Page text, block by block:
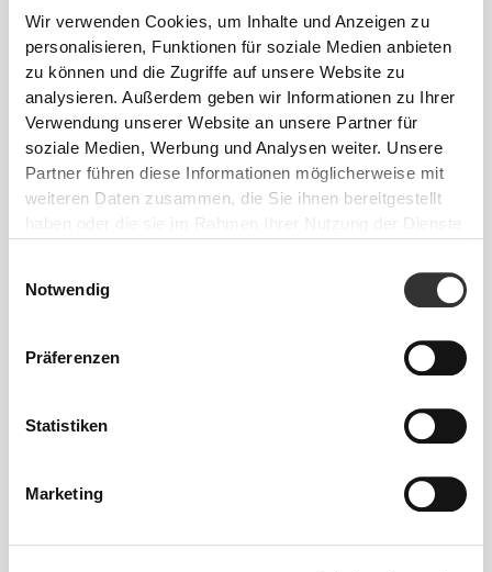
Wir verwenden Cookies, um Inhalte und Anzeigen zu
personalisieren, Funktionen für soziale Medien anbieten
zu können und die Zugriffe auf unsere Website zu
analysieren. Außerdem geben wir Informationen zu Ihrer
Verwendung unserer Website an unsere Partner für
soziale Medien, Werbung und Analysen weiter. Unsere
Partner führen diese Informationen möglicherweise mit
weiteren Daten zusammen, die Sie ihnen bereitgestellt
haben oder die sie im Rahmen Ihrer Nutzung der Dienste
Notwendig
Präferenzen
Statistiken
Marketing
Spüre deinen Körper bei jeder Bewegung.
Diese engere Passform betont die Silhouette
deines Körpers.
Normal
können, das ist die Devise.